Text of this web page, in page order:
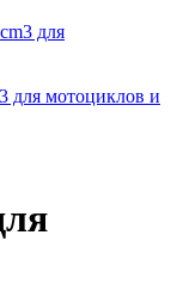
для
для мотоциклов и